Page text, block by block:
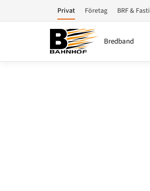
Privat Företag BRF &
Bredband